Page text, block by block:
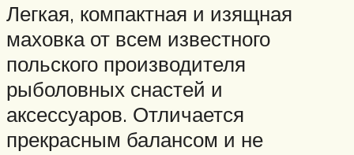
Легкая, компактная и изящная
маховка от всем известного
польского производителя
рыболовных снастей и
аксессуаров. Отличается
прекрасным балансом и не